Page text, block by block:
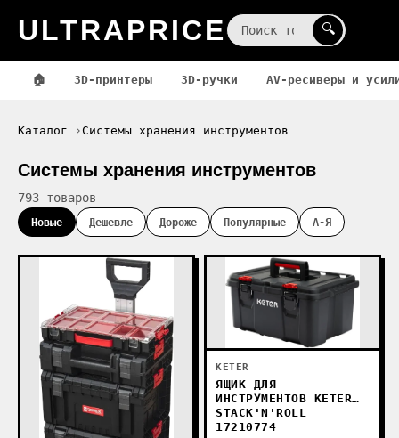
ULTRAPRICE 🔍
🏠 3D-принтеры 3D-ручки AV-ресиверы и
Каталог Системы хранения инструментов
Системы хранения инструментов
793 товаров
Новые Дешевле Дороже Популярные А-Я
KETER
ЯЩИК ДЛЯ
ИНСТРУМЕНТОВ KETER
STACK'N'ROLL
17210774